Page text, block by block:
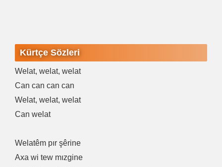
Kürtçe Sözleri
Welat, welat, welat
Can can can can
Welat, welat, welat
Can welat
Welatêm pır şêrine
Axa wi tew mızgine